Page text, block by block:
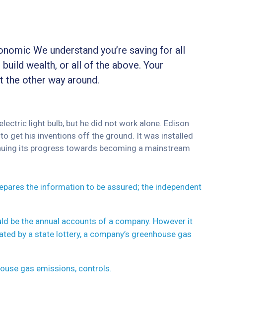
We understand you’re saving for all
wealth, or all of the above. Your
other way around.
light bulb, but he did not work alone. Edison
get his inventions off the ground. It was installed
its progress towards becoming a mainstream
the information to be assured; the independent
be the annual accounts of a company. However it
by a state lottery, a company’s greenhouse gas
gas emissions, controls.